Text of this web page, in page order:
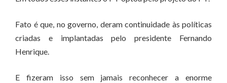
Fato é que, no governo, deram continuidade às políticas
criadas e implantadas pelo presidente Fernando
Henrique.
E fizeram isso sem jamais reconhecer a enorme